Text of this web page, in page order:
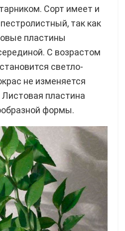
Сорт имеет и
так как
пластины
С возрастом
светло-
не изменяется
пластина
формы.